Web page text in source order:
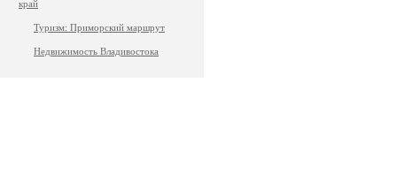
край
Туризм: Приморский маршрут
Недвижимость Владивостока